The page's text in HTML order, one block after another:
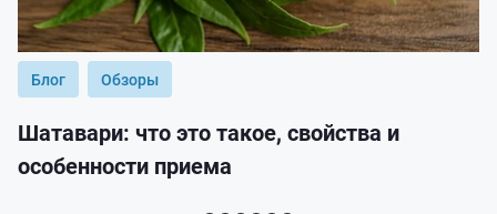
Блог Обзоры
Шатавари: что это такое, свойства и
особенности приема